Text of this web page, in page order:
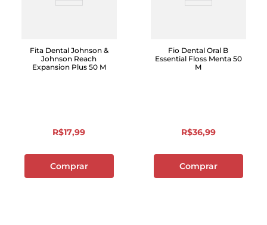
Fita Dental Johnson &
Johnson Reach
Expansion Plus 50 M
R$17,99
Comprar
Fio Dental Oral B
Essential Floss Menta 50
M
R$36,99
Comprar